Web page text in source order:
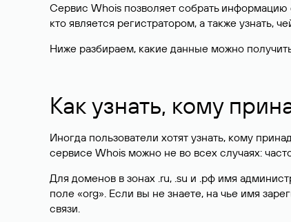
Сервис Whois позволяет собрать информацию
кто является регистратором, а также узнать,
Ниже разбираем, какие данные можно
Как узнать, кому
Иногда пользователи хотят узнать, кому
сервисе Whois можно не во всех случаях:
Для доменов в зонах .ru, .su и .рф имя
поле «org». Если вы не знаете, на чье имя
связи.